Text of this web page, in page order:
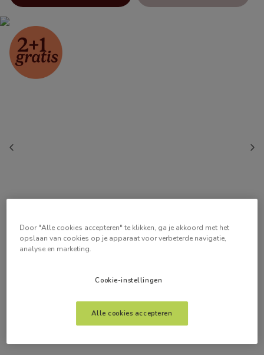
Door "Alle cookies accepteren" te klikken, ga je akkoord met het
opslaan van cookies op je apparaat voor verbeterde navigatie,
analyse en marketing.
Cookie-instellingen
Alle cookies accepteren